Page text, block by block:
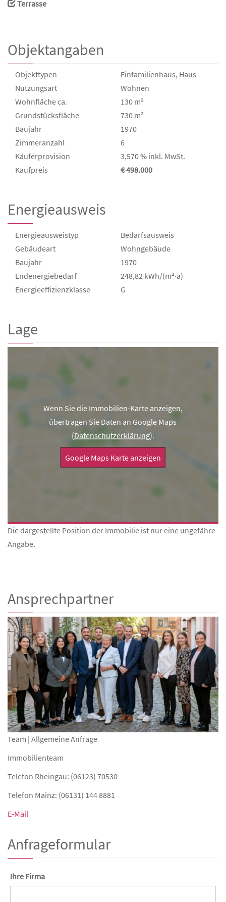
Terrasse
Objektangaben
Objekttypen
Einfamilienhaus, Haus
Nutzungsart
Wohnen
Wohnfläche ca.
130 m²
Grund­stücks­fläche
730 m²
Baujahr
1970
Zimmeranzahl
6
Käufer­provision
3,570 % inkl. MwSt.
Kaufpreis
€ 498.000
Energieausweis
Energieausweistyp
Bedarfs­ausweis
Gebäudeart
Wohngebäude
Baujahr
1970
Endenergie­bedarf
248,82 kWh/(m²·a)
Energie­effizienz­klasse
G
Lage
Wenn Sie die Immobilien-Karte anzeigen,
übertragen Sie Daten an Google Maps
(Datenschutzerklärung).
Google Maps Karte anzeigen
Die dargestellte Position der Immobilie ist nur eine ungefähre
Angabe.
Ansprechpartner
Team | Allgemeine Anfrage
Immobilienteam
Telefon Rheingau: (06123) 70530
Telefon Mainz: (06131) 144 8881
E-Mail
Anfrageformular
Ihre Firma